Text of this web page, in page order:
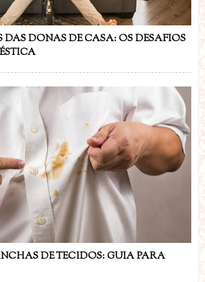
DAS DONAS DE CASA: OS DESAFIOS
DE TECIDOS: GUIA PARA